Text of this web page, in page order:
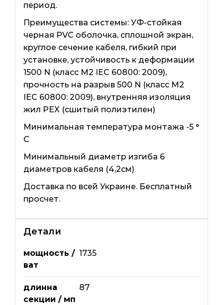
период.
Преимущества системы: УФ-стойкая
черная PVC оболочка, сплошной экран,
круглое сечение кабеля, гибкий при
установке, устойчивость к деформации
1500 N (класс М2 IEC 60800: 2009),
прочность на разрыв 500 N (класс М2
IEC 60800: 2009), внутренняя изоляция
жил PEX (сшитый полиэтилен)
Минимальная температура монтажа -5 °
C
Минимальный диаметр изгиба 6
диаметров кабеля (4,2см)
Доставка по всей Украине. Бесплатный
просчет.
Детали
мощность /
ват
1735
длинна
секции / мп
87